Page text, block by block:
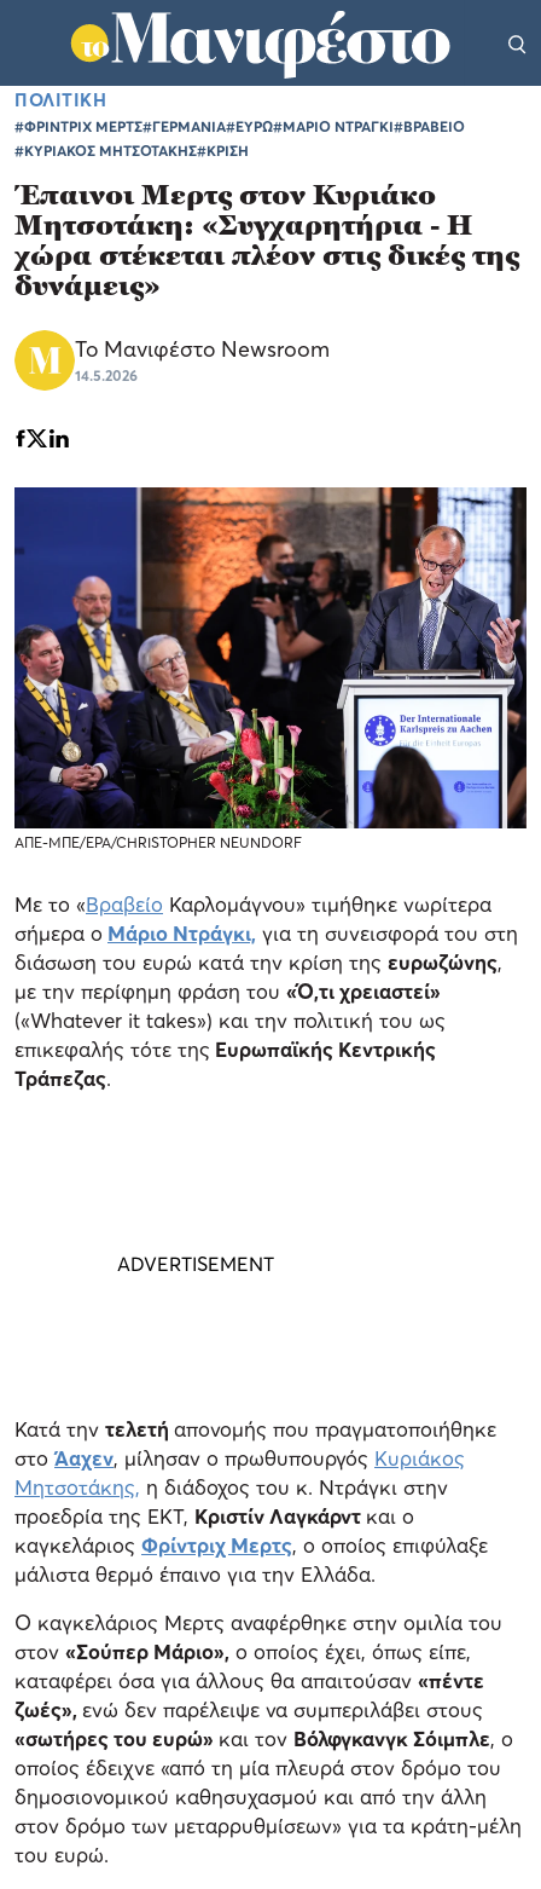
ΠΟΛΙΤΙΚΗ
#ΦΡΙΝΤΡΙΧ ΜΕΡΤΣ#ΓΕΡΜΑΝΙΑ#ΕΥΡΩ#ΜΑΡΙΟ ΝΤΡΑΓΚΙ#ΒΡΑΒΕΙΟ
#ΚΥΡΙΑΚΟΣ ΜΗΤΣΟΤΑΚΗΣ#ΚΡΙΣΗ
Έπαινοι Μερτς στον Κυριάκο
Μητσοτάκη: «Συγχαρητήρια - Η
χώρα στέκεται πλέον στις δικές της
δυνάμεις»
Το Μανιφέστο Newsroom
14.5.2026
ΑΠΕ-ΜΠΕ/EPA/CHRISTOPHER NEUNDORF
Με το «Βραβείο Καρλομάγνου» τιμήθηκε νωρίτερα
σήμερα ο Μάριο Ντράγκι, για τη συνεισφορά του στη
διάσωση του ευρώ κατά την κρίση της ευρωζώνης,
με την περίφημη φράση του «Ό,τι χρειαστεί»
(«Whatever it takes») και την πολιτική του ως
επικεφαλής τότε της Ευρωπαϊκής Κεντρικής
Τράπεζας.
Κατά την τελετή απονομής που πραγματοποιήθηκε
στοΆαχεν, μίλησαν ο πρωθυπουργός Κυριάκος
Μητσοτάκης, η διάδοχος του κ. Ντράγκι στην
προεδρία της ΕΚΤ, Κριστίν Λαγκάρντ και ο
καγκελάριος Φρίντριχ Μερτς, ο οποίος επιφύλαξε
μάλιστα θερμό έπαινο για την Ελλάδα.
Ο καγκελάριος Μερτς αναφέρθηκε στην ομιλία του
στον «Σούπερ Μάριο», ο οποίος έχει, όπως είπε,
καταφέρει όσα για άλλους θα απαιτούσαν «πέντε
ζωές», ενώ δεν παρέλειψε να συμπεριλάβει στους
«σωτήρες του ευρώ» και τον Βόλφγκανγκ Σόιμπλε, ο
οποίος έδειχνε «από τη μία πλευρά στον δρόμο του
δημοσιονομικού καθησυχασμού και από την άλλη
στον δρόμο των μεταρρυθμίσεων» για τα κράτη-μέλη
του ευρώ.